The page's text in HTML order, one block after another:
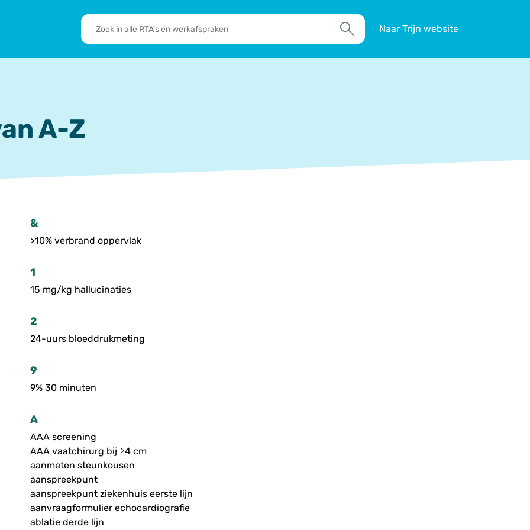
RTA's
en
Zoek
Naar Trijn website
A-Z
&
>10% verbrand oppervlak
1
15 mg/kg hallucinaties
2
24-uurs bloeddrukmeting
9
9% 30 minuten
A
AAA screening
AAA vaatchirurg bij ≥4 cm
aanmeten steunkousen
aanspreekpunt
aanspreekpunt ziekenhuis eerste lijn
aanvraagformulier echocardiografie
ablatie derde lijn